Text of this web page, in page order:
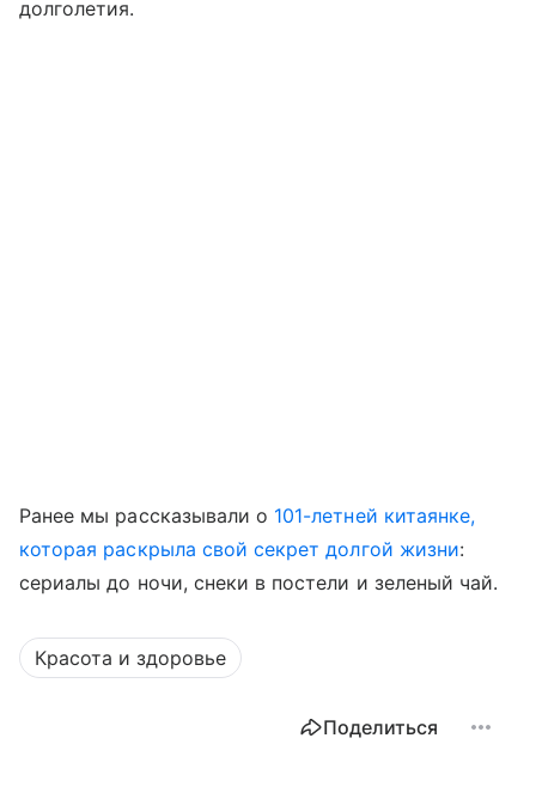
долголетия.
Ранее мы рассказывали о 101-летней китаянке,
которая раскрыла свой секрет долгой жизни:
сериалы до ночи, снеки в постели и зеленый чай.
Красота и здоровье
Поделиться